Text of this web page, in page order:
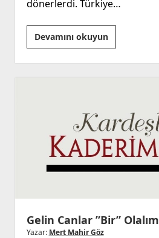
dönerlerdi. Türkiye…
Devamını okuyunAyrılsak
da
Beraberiz
Gelin Canlar ”Bir” Olalım
Yazar: Mert Mahir Göz